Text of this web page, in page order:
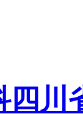
四川